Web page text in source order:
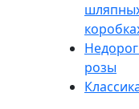
розы